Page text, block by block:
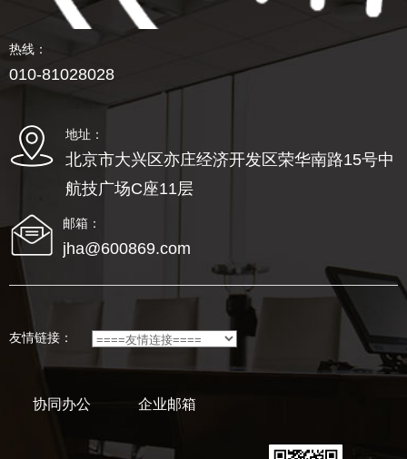
热线：
010-81028028
地址：
北京市大兴区亦庄经济开发区荣华南路15号中
航技广场C座11层
邮箱：
jha@600869.com
友情链接：
协同办公 企业邮箱